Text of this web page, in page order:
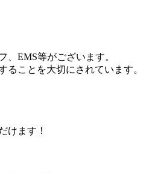
EMS等がございます。
ことを大切にされています。
けます！